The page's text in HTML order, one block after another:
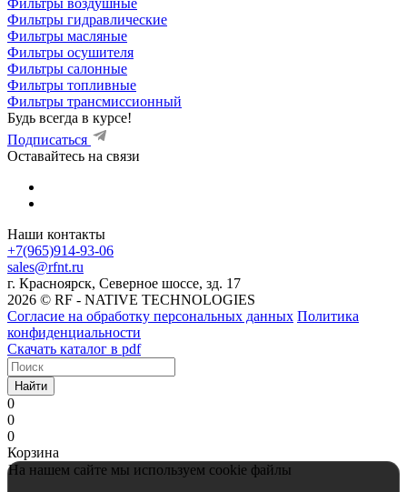
Фильтры воздушные
Фильтры гидравлические
Фильтры масляные
Фильтры осушителя
Фильтры салонные
Фильтры топливные
Фильтры трансмиссионный
Будь всегда в курсе!
Подписаться
Оставайтесь на связи
Наши контакты
+7(965)914-93-06
sales@rfnt.ru
г. Красноярск, Северное шоссе, зд. 17
2026 © RF - NATIVE TECHNOLOGIES
Согласие на обработку персональных данных Политика
конфиденциальности
Скачать каталог в pdf
Найти
0
0
0
Корзина
На нашем сайте мы используем cookie файлы